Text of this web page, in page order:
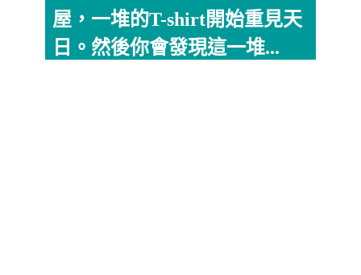
屋，一堆的T-shirt開始重見天
日。然後你會發現這一堆...